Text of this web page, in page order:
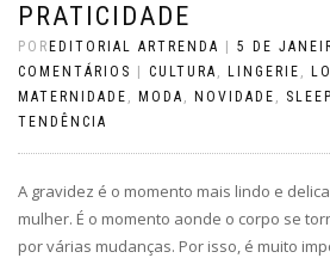
PRATICIDADE
POR EDITORIAL ARTRENDA 5 DE
COMENTÁRIOS
CULTURA , LINGERIE ,
MATERNIDADE , MODA , NOVIDADE , SLEEP
TENDÊNCIA
A gravidez é o momento mais lindo e
mulher. É o momento aonde o corpo se
por várias mudanças. Por isso, é muito